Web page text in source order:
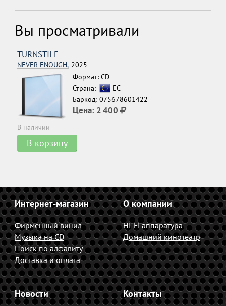
Вы просматривали
TURNSTILE
NEVER ENOUGH, 2025
Формат: CD
Страна:
ЕС
Баркод: 075678601422
Цена: 2 400
В наличии
В корзину
Интернет-магазин
Фирменный винил
Музыка на CD
Поиск по алфавиту
Доставка и оплата
О компании
Hi-Fi аппаратура
Домашний кинотеатр
Новости Контакты